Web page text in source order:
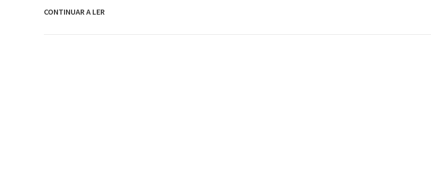
CONTINUAR A LER